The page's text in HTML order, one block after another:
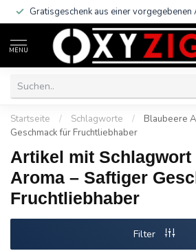
Gratisgeschenk aus einer
MENU
Startseite / Schlagworte /
Blaubeere
Geschmack für Fruchtliebhaber
Artikel mit Schlagwort
Aroma – Saftiger
Fruchtliebhaber
Filter